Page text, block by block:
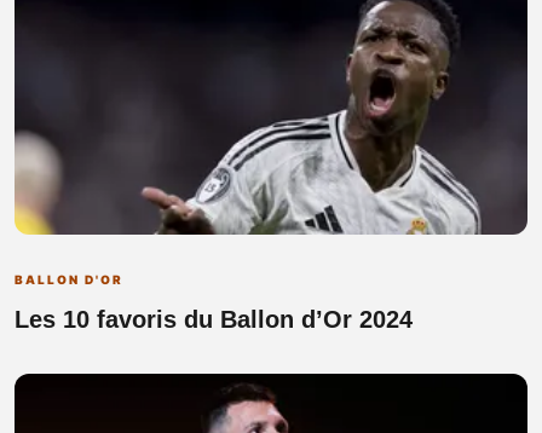
BALLON D'OR
Les 10 favoris du Ballon d’Or 2024